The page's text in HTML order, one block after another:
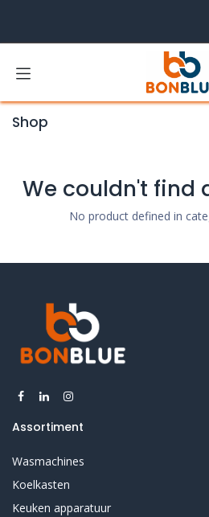
Shop
We couldn't find
No product defined in
Assortiment
Wasmachines
Koelkasten
Keuken apparatuur